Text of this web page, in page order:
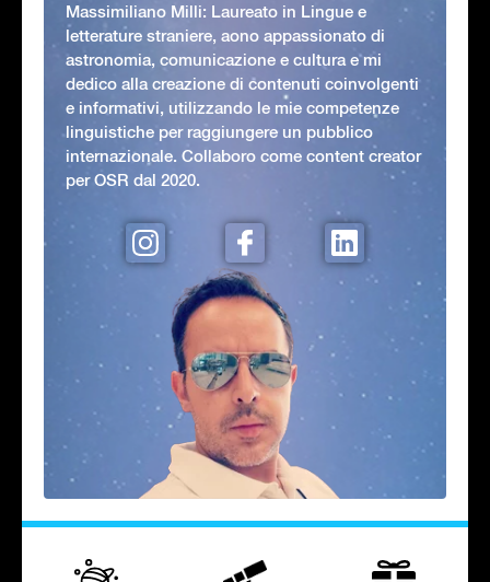
Massimiliano Milli: Laureato in Lingue e
letterature straniere, aono appassionato di
astronomia, comunicazione e cultura e mi
dedico alla creazione di contenuti coinvolgenti
e informativi, utilizzando le mie competenze
linguistiche per raggiungere un pubblico
internazionale. Collaboro come content creator
per OSR dal 2020.